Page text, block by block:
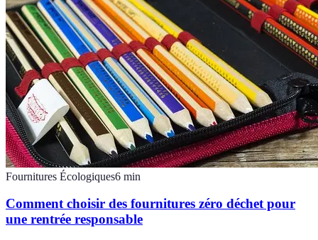
Fournitures Écologiques6 min
Comment choisir des fournitures zéro déchet pour
une rentrée responsable